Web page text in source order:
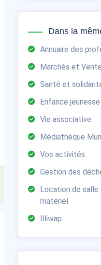
Dans la
Annuaire des
Marchés et
Santé et
Enfance jeunesse
Vie associative
Médiathèque
Vos activités
Gestion des
Location de salle
matériel
Illiwap